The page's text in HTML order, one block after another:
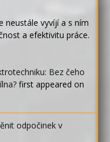
neustále vyvíjí a s ním
a efektivitu práce.
Bez čeho
first appeared on
odpočinek v